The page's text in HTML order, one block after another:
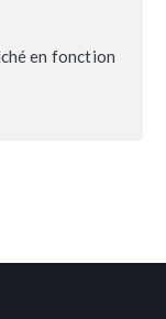
en fonction